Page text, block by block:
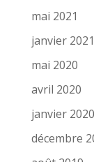
mai 2021
janvier 2021
mai 2020
avril 2020
janvier 2020
décembre